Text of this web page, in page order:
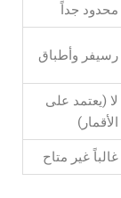
محدود جداً
رسيفر وأطباق
لا (يعتمد على
الأقمار)
غالباً غير متاح